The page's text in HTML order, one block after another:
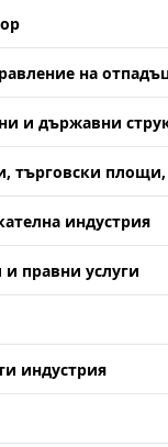
на
и държавни
площи,
индустрия
правни услуги
индустрия